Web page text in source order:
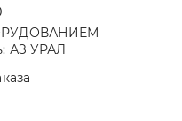
АЗ УРАЛ